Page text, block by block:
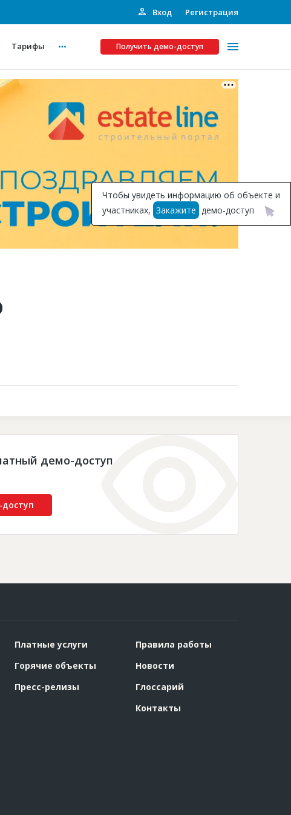
Вход Регистрация
Тарифы Получить демо-доступ
Платные услуги
Рекламодателям
Инвестпроекты
Подписка на Базу
демо-доступ
Чтобы увидеть информацию об объекте и
участниках, Закажите демо-доступ
Платные услуги
Горячие объекты
Пресс-релизы
Правила работы
Новости
Глоссарий
Контакты